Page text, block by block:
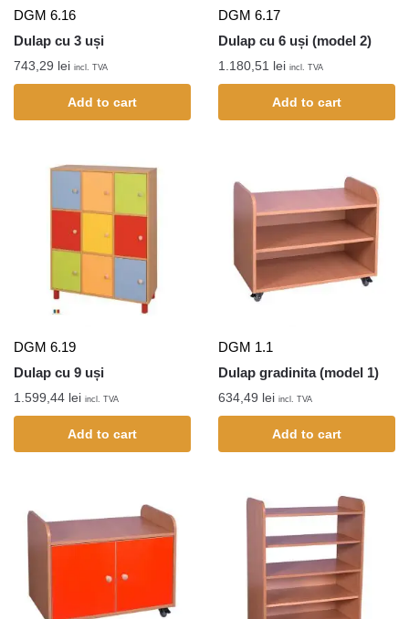
DGM 6.16
Dulap cu 3 uși
743,29 lei incl. TVA
Add to cart
DGM 6.17
Dulap cu 6 uși (model 2)
1.180,51 lei incl. TVA
Add to cart
DGM 6.19
Dulap cu 9 uși
1.599,44 lei incl. TVA
Add to cart
DGM 1.1
Dulap gradinita (model 1)
634,49 lei incl. TVA
Add to cart